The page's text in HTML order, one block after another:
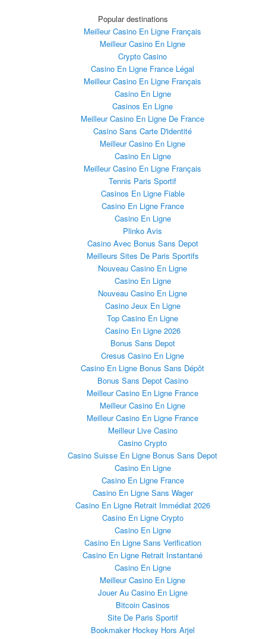
Popular destinations
Meilleur Casino En Ligne Français
Meilleur Casino En Ligne
Crypto Casino
Casino En Ligne France Légal
Meilleur Casino En Ligne Français
Casino En Ligne
Casinos En Ligne
Meilleur Casino En Ligne De France
Casino Sans Carte D'identité
Meilleur Casino En Ligne
Casino En Ligne
Meilleur Casino En Ligne Français
Tennis Paris Sportif
Casinos En Ligne Fiable
Casino En Ligne France
Casino En Ligne
Plinko Avis
Casino Avec Bonus Sans Depot
Meilleurs Sites De Paris Sportifs
Nouveau Casino En Ligne
Casino En Ligne
Nouveau Casino En Ligne
Casino Jeux En Ligne
Top Casino En Ligne
Casino En Ligne 2026
Bonus Sans Depot
Cresus Casino En Ligne
Casino En Ligne Bonus Sans Dépôt
Bonus Sans Depot Casino
Meilleur Casino En Ligne France
Meilleur Casino En Ligne
Meilleur Casino En Ligne France
Meilleur Live Casino
Casino Crypto
Casino Suisse En Ligne Bonus Sans Depot
Casino En Ligne
Casino En Ligne France
Casino En Ligne Sans Wager
Casino En Ligne Retrait Immédiat 2026
Casino En Ligne Crypto
Casino En Ligne
Casino En Ligne Sans Verification
Casino En Ligne Retrait Instantané
Casino En Ligne
Meilleur Casino En Ligne
Jouer Au Casino En Ligne
Bitcoin Casinos
Site De Paris Sportif
Bookmaker Hockey Hors Arjel